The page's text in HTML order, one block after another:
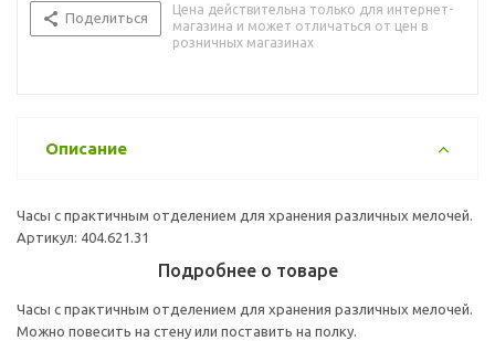
Поделиться
Цена действительна только для интернет-
магазина и может отличаться от цен в
розничных магазинах
Описание
Часы с практичным отделением для хранения различных мелочей.
Артикул: 404.621.31
Подробнее о товаре
Часы с практичным отделением для хранения различных мелочей.
Можно повесить на стену или поставить на полку.